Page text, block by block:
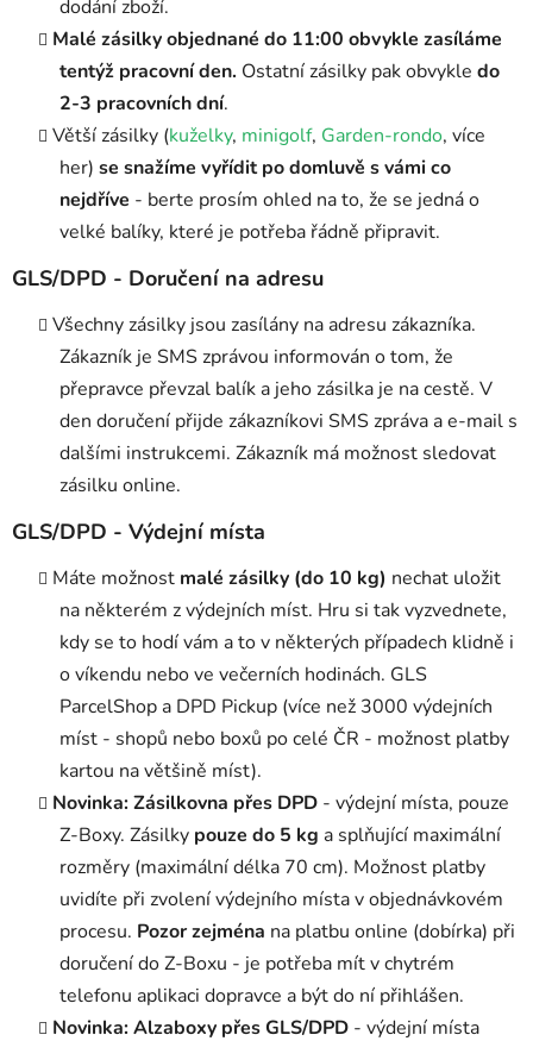
dodání zboží.
Malé zásilky objednané do 11:00 obvykle zasíláme
tentýž pracovní den. Ostatní zásilky pak obvykle do
2-3 pracovních dní.
Větší zásilky (kuželky, minigolf, Garden-rondo, více
her) se snažíme vyřídit po domluvě s vámi co
nejdříve - berte prosím ohled na to, že se jedná o
velké balíky, které je potřeba řádně připravit.
GLS/DPD - Doručení na adresu
Všechny zásilky jsou zasílány na adresu zákazníka.
Zákazník je SMS zprávou informován o tom, že
přepravce převzal balík a jeho zásilka je na cestě. V
den doručení přijde zákazníkovi SMS zpráva a e-mail s
dalšími instrukcemi. Zákazník má možnost sledovat
zásilku online.
GLS/DPD - Výdejní místa
Máte možnost malé zásilky (do 10 kg) nechat uložit
na některém z výdejních míst. Hru si tak vyzvednete,
kdy se to hodí vám a to v některých případech klidně i
o víkendu nebo ve večerních hodinách. GLS
ParcelShop a DPD Pickup (více než 3000 výdejních
míst - shopů nebo boxů po celé ČR - možnost platby
kartou na většině míst).
Novinka: Zásilkovna přes DPD - výdejní místa, pouze
Z-Boxy. Zásilky pouze do 5 kg a splňující maximální
rozměry (maximální délka 70 cm). Možnost platby
uvidíte při zvolení výdejního místa v objednávkovém
procesu. Pozor zejména na platbu online (dobírka) při
doručení do Z-Boxu - je potřeba mít v chytrém
telefonu aplikaci dopravce a být do ní přihlášen.
Novinka: Alzaboxy přes GLS/DPD - výdejní místa